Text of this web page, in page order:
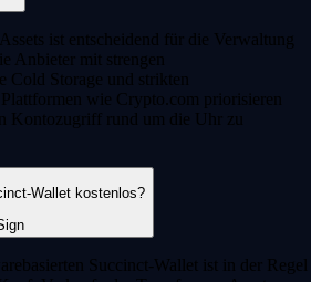
ist entscheidend für die Verwaltung
Anbieter mit strengen
Cold Storage und strikten
wie Crypto.com priorisieren
Kontozugriff rund um die Uhr zu
Wallet kostenlos?
Succinct-Wallet ist in der Regel